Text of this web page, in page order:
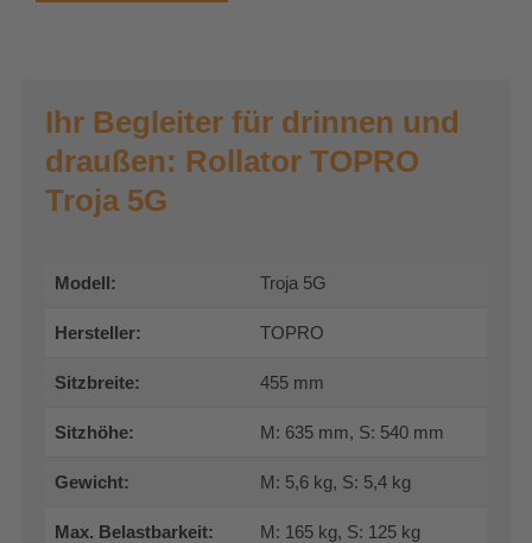
Ihr Begleiter für drinnen und
draußen: Rollator TOPRO
Troja 5G
Modell: Troja 5G
Hersteller: TOPRO
Sitzbreite: 455 mm
Sitzhöhe: M: 635 mm, S: 540 mm
Gewicht: M: 5,6 kg, S: 5,4 kg
Max. Belastbarkeit: M: 165 kg, S: 125 kg